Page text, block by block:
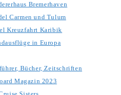
Bremerhaven
Carmen und Tulum
Kreuzfahrt Karibik
in Europa
Bücher, Zeitschriften
Magazin 2023